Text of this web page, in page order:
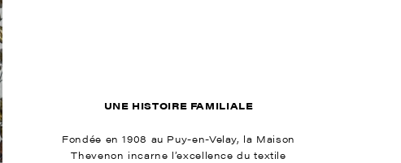
UNE HISTOIRE FAMILIALE
Fondée en 1908 au Puy-en-Velay, la Maison
Thevenon incarne l’excellence du textile